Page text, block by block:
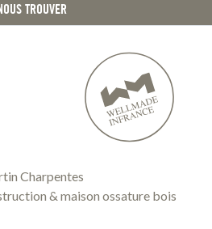
TROUVER
Charpentes
& maison ossature bois